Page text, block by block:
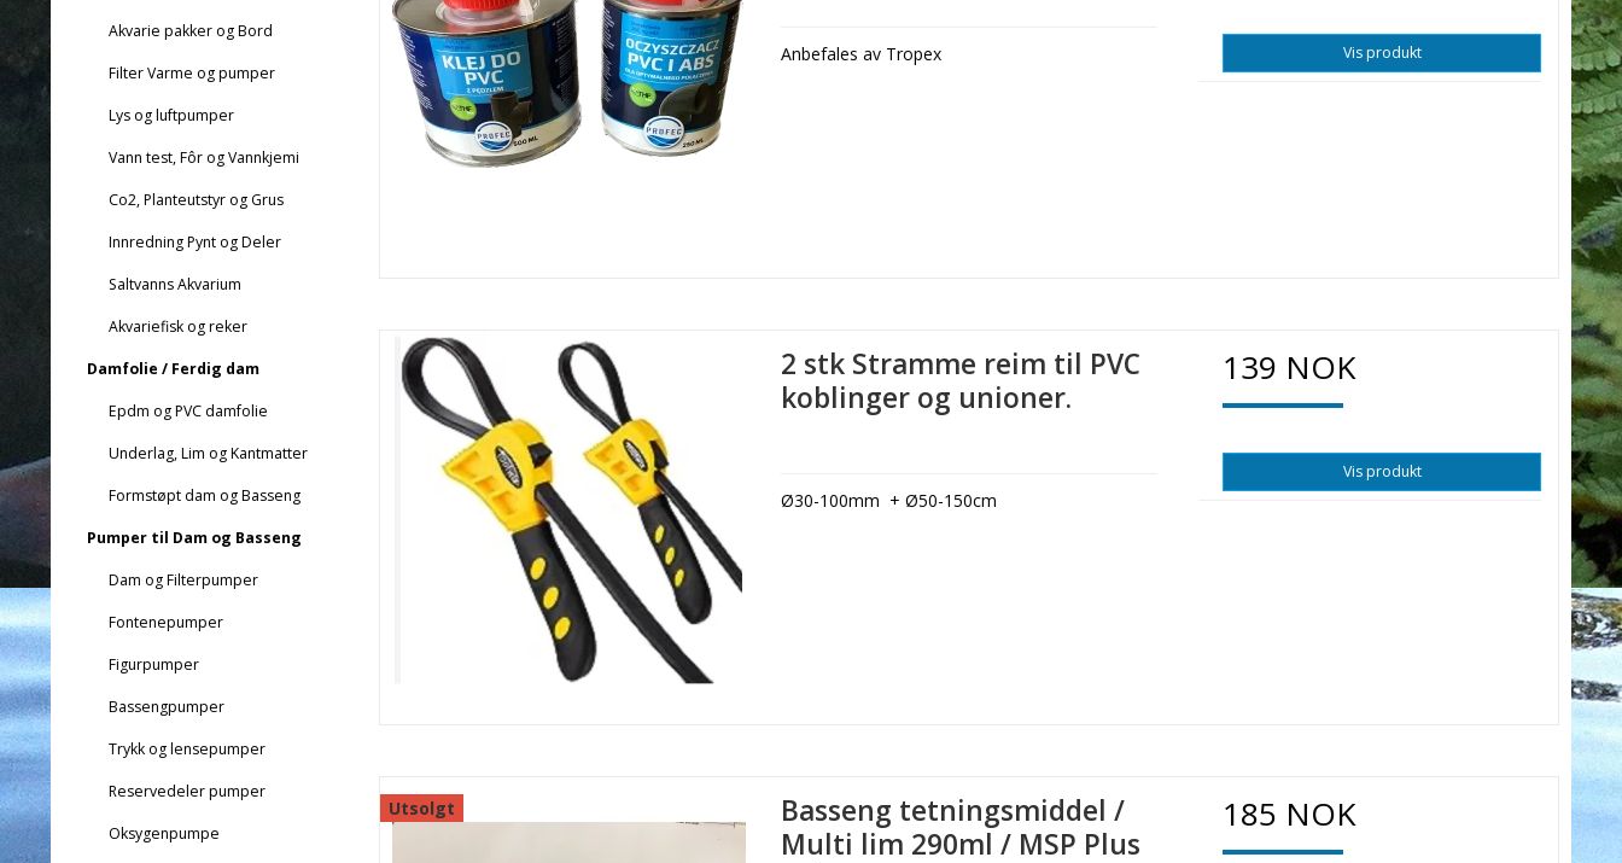
Akvarie pakker og Bord
Filter Varme og pumper
Lys og luftpumper
Vann test, Fôr og Vannkjemi
Co2, Planteutstyr og Grus
Innredning Pynt og Deler
Saltvanns Akvarium
Akvariefisk og reker
Damfolie / Ferdig dam
Epdm og PVC damfolie
Underlag, Lim og Kantmatter
Formstøpt dam og Basseng
Pumper til Dam og Basseng
Dam og Filterpumper
Fontenepumper
Figurpumper
Bassengpumper
Trykk og lensepumper
Reservedeler pumper
Oksygenpumpe
Anbefales av Tropex Vis produkt
2 stk Stramme reim til PVC
koblinger og unioner.
Ø30-100mm + Ø50-150cm
139 NOK
Vis produkt
Utsolgt
Basseng tetningsmiddel /
Multi lim 290ml / MSP Plus
185 NOK